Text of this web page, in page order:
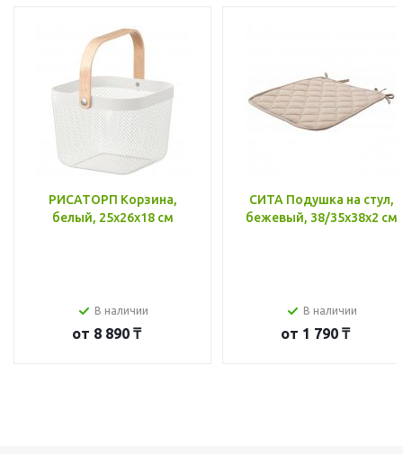
РИСАТОРП Корзина,
белый, 25x26x18 см
В наличии
от 8 890 ₸
СИТА Подушка на стул,
бежевый, 38/35x38x2 см
В наличии
от 1 790 ₸